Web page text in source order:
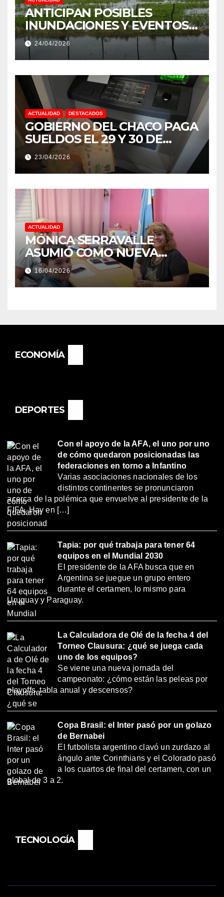
ANTICIPAN POSIBLES
INUNDACIONES Y EVENTOS
EXTREMOS: “PODRÍA SER UN
NIÑO MUY IMPORTANTE”
24/04/2026
ACTUALIDAD DESTACADOS
GOBIERNO DEL CHACO PAGA
SUELDOS EL 29 Y 30 DE
ABRIL, CON EL 2% DE
AUMENTO
23/04/2026
ACTUALIDAD
MÓNICA SERRAVALLE
ASUMIÓ COMO NUEVA
DIRECTORA DEL E.E.S. N° 82
«RENÉ FAVALORO» DE
BASAIL.
16/04/2026
ECONOMÍA
DEPORTES
Con el apoyo de la AFA, el uno por uno
de cómo quedaron posicionadas las
federaciones en torno a Infantino
Varias asociaciones nacionales de los
distintos continentes se pronunciaron
acerca de la polémica que envuelve al presidente de la
FIFA. Hay en […]
Tapia: por qué trabaja para tener 64
equipos en el Mundial 2030
El presidente de la AFA busca que en
Argentina se juegue un grupo entero
durante el certamen, lo mismo para
Uruguay y Paraguay.
La Calculadora de Olé de la fecha 4 del
Torneo Clausura: ¿qué se juega cada
uno de los equipos?
Se viene una nueva jornada del
campeonato: ¿cómo están las peleas por
playoffs, tabla anual y descensos?
Copa Brasil: el Inter pasó por un golazo
de Bernabei
El futbolista argentino clavó un zurdazo al
ángulo ante Corinthians y el Colorado pasó
a los cuartos de final del certamen, con un
global de 3 a 2.
TECNOLOGÍA